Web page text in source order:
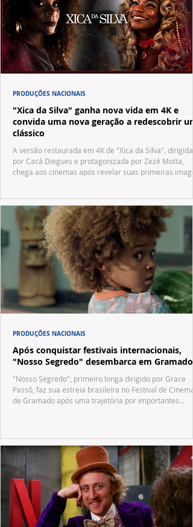
"Xica da Silva" ganha nova vida em 4K e
convida uma nova geração a redescobrir um
clássico
A versão restaurada em 4K de "Xica da Silva", dirigida
por Cacá Diegues e protagonizada por Zezé Motta,
chega aos cinemas após revelar suas primeiras
PRODUÇÕES NACIONAIS
Após conquistar festivais internacionais,
"Nosso Segredo" desembarca em Gramado
"Nosso Segredo", primeiro longa dirigido por Grace
Passô, faz sua estreia brasileira no Festival de Cinema
de Gramado após uma trajetória por importantes
PRODUÇÕES NACIONAIS